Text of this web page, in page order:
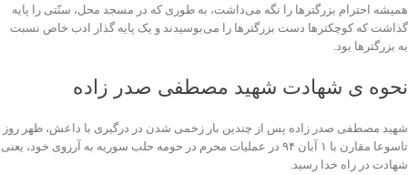
همیشه احترام بزرگترها را نگه می‌داشت، به طوری که در مسجد محل، سنّتی را پایه
گذاشت که کوچکترها دست بزرگترها را می‌بوسیدند و یک پایه گذار ادب خاص نسبت
به بزرگترها بود.
نحوه ی شهادت شهید مصطفی صدر زاده
شهید مصطفی صدر زاده پس از چندین بار زخمی شدن در درگیری با داعش، ظهر روز
تاسوعا مقارن با ۱ آبان ۹۴ در عملیات محرم در حومه حلب سوریه به آرزوی خود، یعنی
شهادت در راه خدا رسید.